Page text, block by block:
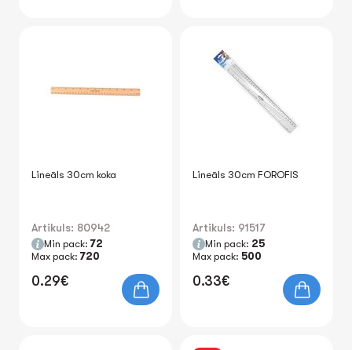
Lineāls 30cm koka
Artikuls: 80942
Min pack: 72
Max pack: 720
0.29€
Lineāls 30cm FOROFIS
Artikuls: 91517
Min pack: 25
Max pack: 500
0.33€